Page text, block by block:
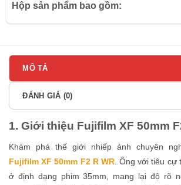
Hộp sản phẩm bao gồm:
MÔ TẢ
ĐÁNH GIÁ (0)
1. Giới thiệu Fujifilm XF 50mm
Khám phá thế giới nhiếp ảnh chuyên
Fujifilm XF 50mm F2 R WR. Ống với tiêu cự
ở định dạng phim 35mm, mang lại độ rõ